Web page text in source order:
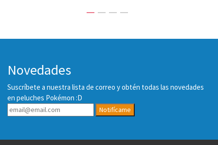
Novedades
Suscríbete a nuestra lista de correo y obtén todas las novedades
en peluches Pokémon :D
Notifícame